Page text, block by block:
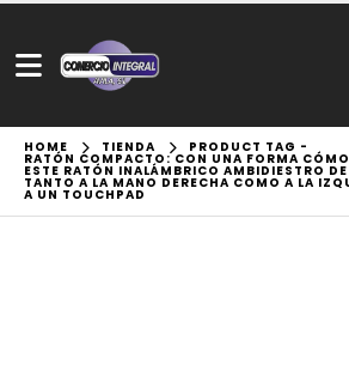
HOME TIENDA PRODUCT TAG -
RATÓN COMPACTO: CON UNA FORMA
ESTE RATÓN INALÁMBRICO AMBIDIESTRO
TANTO A LA MANO DERECHA COMO A LA
A UN TOUCHPAD